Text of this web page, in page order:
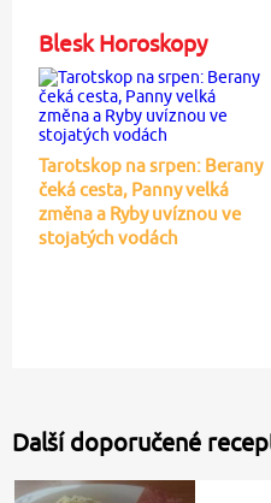
Blesk Horoskopy
Tarotskop na srpen: Berany
čeká cesta, Panny velká
změna a Ryby uvíznou ve
stojatých vodách
Další doporučené